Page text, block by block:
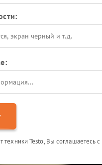
техники Testo, Вы соглашаетесь с